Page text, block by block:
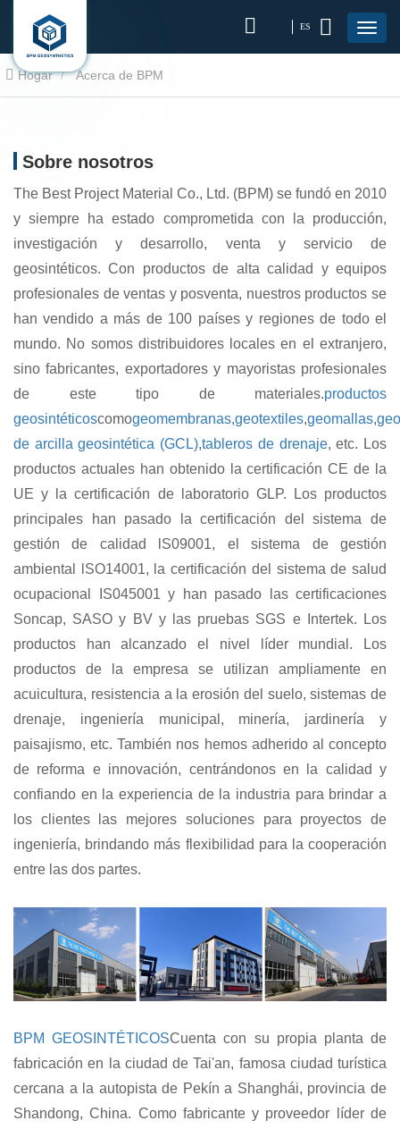
ES
Hogar Acerca de BPM
Sobre nosotros
The Best Project Material Co., Ltd. (BPM) se fundó en 2010
y siempre ha estado comprometida con la producción,
investigación y desarrollo, venta y servicio de
geosintéticos. Con productos de alta calidad y equipos
profesionales de ventas y posventa, nuestros productos se
han vendido a más de 100 países y regiones de todo el
mundo. No somos distribuidores locales en el extranjero,
sino fabricantes, exportadores y mayoristas profesionales
de este tipo de materiales.productos
geosintéticoscomogeomembranas,geotextiles,geomallas,
de arcilla geosintética (GCL),tableros de drenaje, etc. Los
productos actuales han obtenido la certificación CE de la
UE y la certificación de laboratorio GLP. Los productos
principales han pasado la certificación del sistema de
gestión de calidad lS09001, el sistema de gestión
ambiental lSO14001, la certificación del sistema de salud
ocupacional IS045001 y han pasado las certificaciones
Soncap, SASO y BV y las pruebas SGS e Intertek. Los
productos han alcanzado el nivel líder mundial. Los
productos de la empresa se utilizan ampliamente en
acuicultura, resistencia a la erosión del suelo, sistemas de
drenaje, ingeniería municipal, minería, jardinería y
paisajismo, etc. También nos hemos adherido al concepto
de reforma e innovación, centrándonos en la calidad y
confiando en la experiencia de la industria para brindar a
los clientes las mejores soluciones para proyectos de
ingeniería, brindando más flexibilidad para la cooperación
entre las dos partes.
BPM GEOSINTÉTICOSCuenta con su propia planta de
fabricación en la ciudad de Tai'an, famosa ciudad turística
cercana a la autopista de Pekín a Shanghái, provincia de
Shandong, China. Como fabricante y proveedor líder de